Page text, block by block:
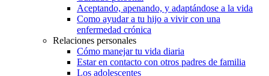
Aceptando, apenando, y adaptándose a la vida
Como ayudar a tu hijo a vivir con una
enfermedad crónica
Relaciones personales
Cómo manejar tu vida diaria
Estar en contacto con otros padres de familia
Los adolescentes